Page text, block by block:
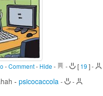
-Comment- Hide - - [ 19 ]-
- psicocaccola - -